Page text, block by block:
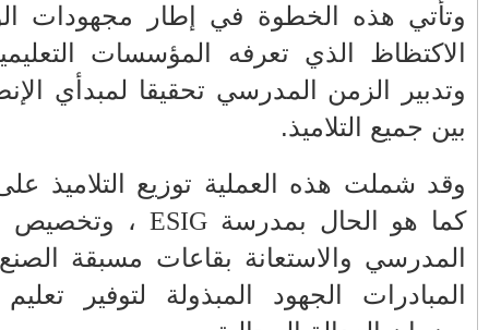
من
وتأمين
الفرص
تعليمية
للنقل
تعكس هذه
للجميع
عندما يصبح المواطن ضحية لعبة الصدمة...
من يعبث بعقول المغاربة في ملف
المحروقات؟
تهنئة بمناسبة ترقية الكولونيل ماجور عبد
في عز الأزمة الإنسانية رئيس حكومتنا يطير
الى جزيرة مايوركا الاسبانية....!!؟؟
نبذة من سيرة سعيد أعراب.. نشأته
وظروف حياته الأولى 5/2